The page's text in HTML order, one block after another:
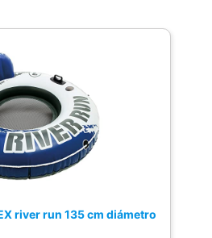
river run 135 cm diámetro